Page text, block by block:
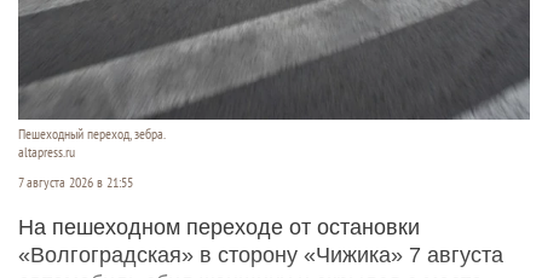
Пешеходный переход, зебра.
altapress.ru
7 августа 2026 в 21:55
На пешеходном переходе от остановки
«Волгоградская» в сторону «Чижика» 7 августа